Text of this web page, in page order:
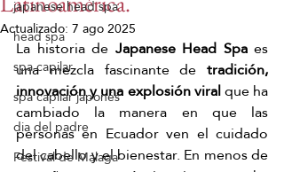
japanese head spa
head spa
spa capilar
spa capilar japonés
dia del padre
Festival de Málaga
Actualizado:7 ago 2025
La historia de Japanese Head Spa es
una mezcla fascinante de tradición,
innovación y una explosión viral que ha
cambiado la manera en que las
personas en Ecuador ven el cuidado
del cabello y el bienestar. En menos de